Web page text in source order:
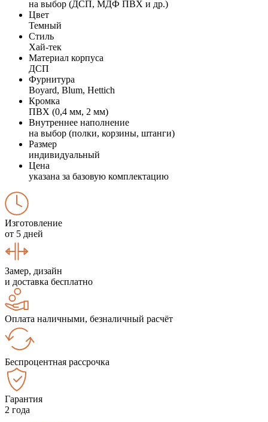
на выбор (ДСП, МДФ ПВХ и др.)
Цвет
Темный
Стиль
Хай-тек
Материал корпуса
ДСП
Фурнитура
Boyard, Blum, Hettich
Кромка
ПВХ (0,4 мм, 2 мм)
Внутреннее наполнение
на выбор (полки, корзины, штанги)
Размер
индивидуальный
Цена
указана за базовую комплектацию
Изготовление
от 5 дней
Замер, дизайн
и доставка бесплатно
Оплата наличными, безналичный расчёт
Беспроцентная рассрочка
Гарантия
2 года